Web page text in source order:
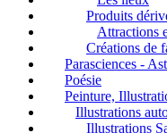
Produits
Attractions
Créations de
Parasciences -
Poésie
Peinture,
Illustrations
Illustrations